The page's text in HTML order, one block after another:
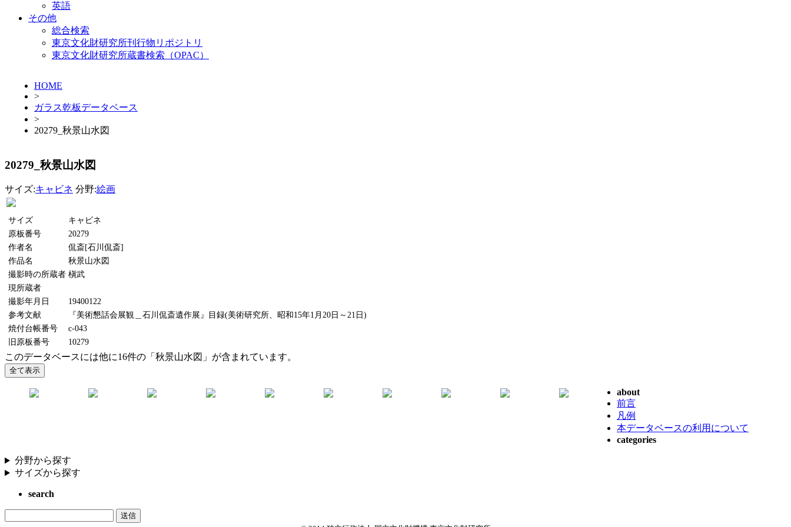
英語
その他
総合検索
東京文化財研究所刊行物リポジトリ
東京文化財研究所蔵書検索（OPAC）
HOME
>
ガラス乾板データベース
>
20279_秋景山水図
20279_秋景山水図
サイズ:キャビネ 分野:絵画
サイズ
キャビネ
原板番号
20279
作者名
侃斎[石川侃斎]
作品名
秋景山水図
撮影時の所蔵者 槇武
現所蔵者
撮影年月日
19400122
参考文献
『美術懇話会展観＿石川侃斎遺作展』目録(美術研究所、昭和15年1月20日～21日)
焼付台帳番号
c-043
旧原板番号
10279
このデータベースには他に16件の「秋景山水図」が含まれています。
about
前言
凡例
本データベースの利用について
categories
分野から探す
サイズから探す
search